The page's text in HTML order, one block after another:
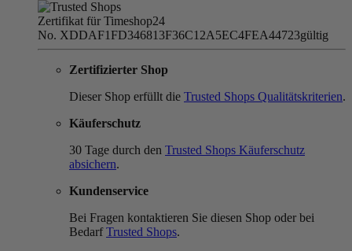
Zertifikat für Timeshop24
No. XDDAF1FD346813F36C12A5EC4FEA44723gültig
Zertifizierter Shop
Dieser Shop erfüllt die Trusted Shops Qualitätskriterien.
Käuferschutz
30 Tage durch den Trusted Shops Käuferschutz
absichern.
Kundenservice
Bei Fragen kontaktieren Sie diesen Shop oder bei
BedarfTrusted Shops.